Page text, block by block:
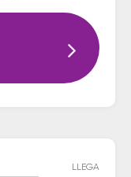
LLEGA